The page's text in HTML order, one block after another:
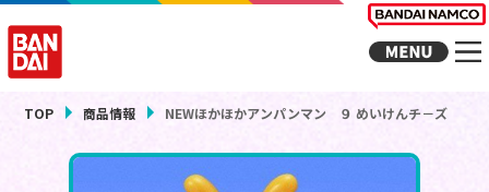
TOP 商品情報 NEWほかほかアンパンマン ９ めいけんチ－ズ